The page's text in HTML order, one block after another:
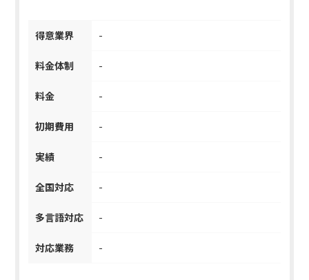
得意業界 -
料金体制 -
料金 -
初期費用 -
実績 -
全国対応 -
多言語対応 -
対応業務 -